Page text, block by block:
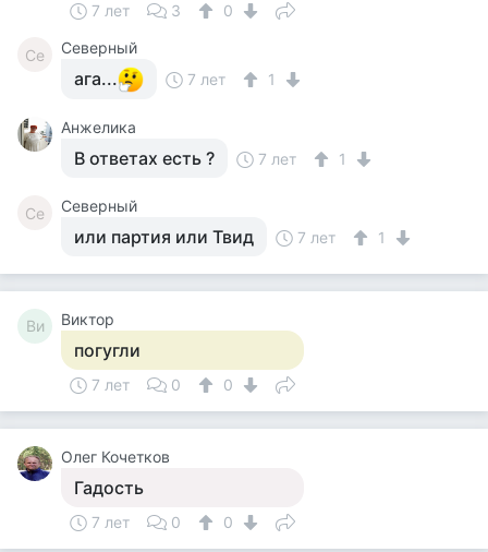
7 лет 3 0
Се Северный
ага... 7 лет 1
Анжелика
В ответах есть ? 7 лет 1
Се Северный
или партия или Твид 7 лет 1
Ви Виктор
погугли
7 лет 0 0
Олег Кочетков
Гадость
7 лет 0 0